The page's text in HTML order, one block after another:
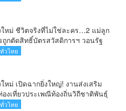
ใหม่ ชีวิตจริงที่ไม่ใช่ละคร…2 แม่ลูก
ถูกตัดสิทธิ์บัตรสวัสดิการฯ วอนรัฐ
นเกณฑ์ช่วยคนจน(คลิป)
วไทย
ใหม่ เปิดฉากยิ่งใหญ่! งานส่งเสริม
องเที่ยวประเพณีท้องถิ่นวิถีชาติพันธุ์
า(คลิป)
วไทย